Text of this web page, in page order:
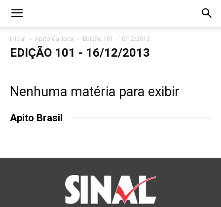
Inicial Apito Carioca Edição 101 - 16/12/2013
EDIÇÃO 101 - 16/12/2013
Nenhuma matéria para exibir
Apito Brasil